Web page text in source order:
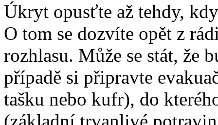
Úkryt opusťte až tehdy,
O tom se dozvíte opět z
rozhlasu. Může se stát, že
případě si připravte
tašku nebo kufr), do
(základní trvanlivé